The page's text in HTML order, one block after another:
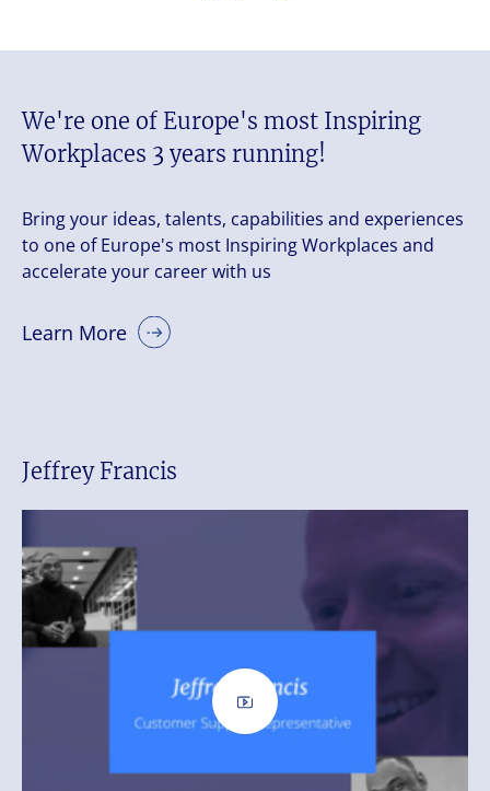
We're one of Europe's most Inspiring
Workplaces 3 years running!
Bring your ideas, talents, capabilities and experiences
to one of Europe's most Inspiring Workplaces and
accelerate your career with us
Learn More
Jeffrey Francis